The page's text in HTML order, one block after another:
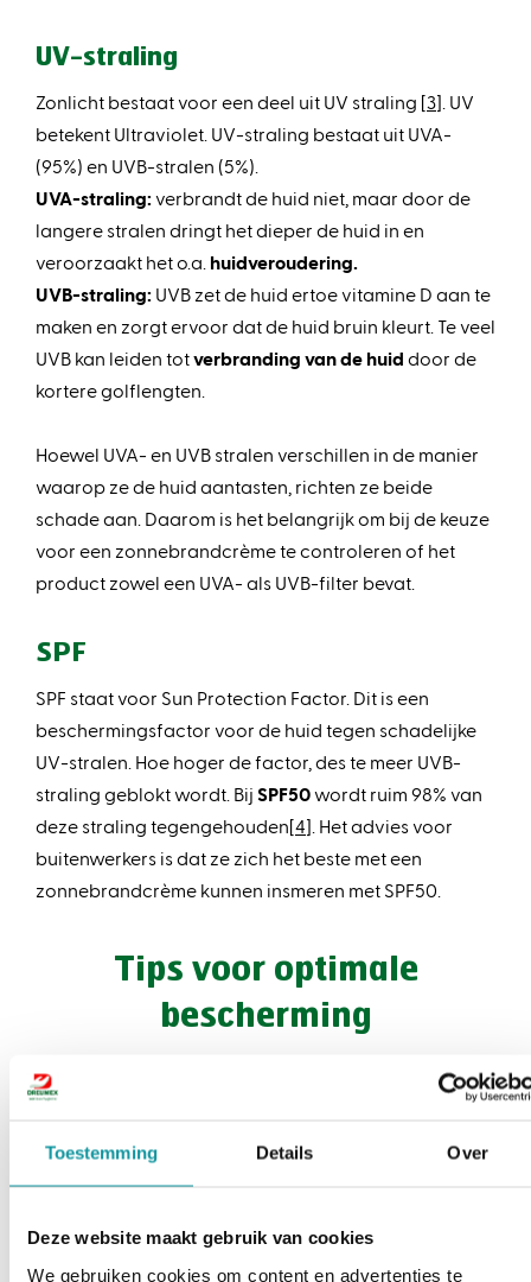
Toestemming Details Over
Deze website maakt gebruik van cookies
We gebruiken cookies om content en advertenties te
UV-straling
Zonlicht bestaat voor een deel uit UV straling [3]. UV
betekent Ultraviolet. UV-straling bestaat uit UVA-
(95%) en UVB-stralen (5%).
UVA-straling:verbrandt de huid niet, maar door de
langere stralen dringt het dieper de huid in en
veroorzaakt het o.a. huidveroudering.
UVB-straling: UVB zet de huid ertoe vitamine D aan te
maken en zorgt ervoor dat de huid bruin kleurt. Te veel
UVB kan leiden totverbranding van de huid door de
kortere golflengten.
Hoewel UVA- en UVB stralen verschillen in de manier
waarop ze de huid aantasten, richten ze beide
schade aan. Daarom is het belangrijk om bij de keuze
voor een zonnebrandcrème te controleren of het
product zowel een UVA- als UVB-filter bevat.
SPF
SPF staat voor Sun Protection Factor. Dit is een
beschermingsfactor voor de huid tegen schadelijke
UV-stralen. Hoe hoger de factor, des te meer UVB-
straling geblokt wordt. Bij SPF50wordt ruim 98% van
deze straling tegengehouden[4]. Het advies voor
buitenwerkers is dat ze zich het beste met een
zonnebrandcrème kunnen insmeren met SPF50.
Tips voor optimale
bescherming
Gebruik de juiste hoeveelheid zonnebrandcrème
eetlepels voor armen en benen [
zonnebrandcrème. Zonnebrand die de hele dag
bescherming biedt is namelijk onmogelijk. Dit mag